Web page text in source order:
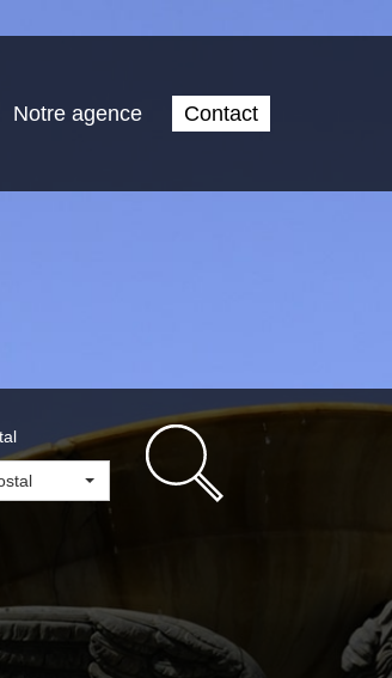
Notre agence Contact